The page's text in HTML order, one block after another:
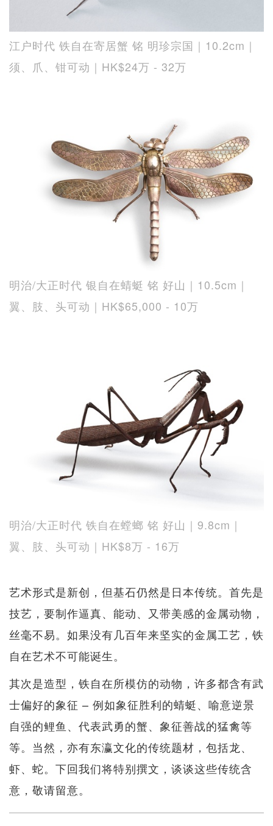
江户时代 铁自在寄居蟹 铭 明珍宗国｜10.2cm｜
须、爪、钳可动｜HK$24万 - 32万
明治/大正时代 银自在蜻蜓 铭 好山｜10.5cm｜
翼、肢、头可动｜HK$65,000 - 10万
明治/大正时代 铁自在螳螂 铭 好山｜9.8cm｜
翼、肢、头可动｜HK$8万 - 16万
艺术形式是新创，但基石仍然是日本传统。首先是
技艺，要制作逼真、能动、又带美感的金属动物，
丝毫不易。如果没有几百年来坚实的金属工艺，铁
自在艺术不可能诞生。
其次是造型，铁自在所模仿的动物，许多都含有武
士偏好的象征 – 例如象征胜利的蜻蜓、喻意逆景
自强的鲤鱼、代表武勇的蟹、象征善战的猛禽等
等。当然，亦有东瀛文化的传统题材，包括龙、
虾、蛇。下回我们将特别撰文，谈谈这些传统含
意，敬请留意。